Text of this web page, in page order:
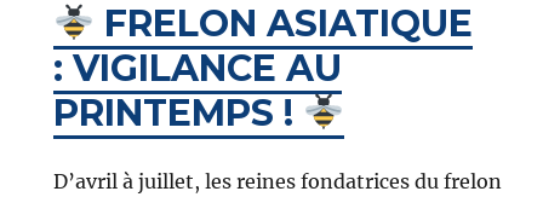
FRELON ASIATIQUE
: VIGILANCE AU
PRINTEMPS !
D’avril à juillet, les reines fondatrices du frelon